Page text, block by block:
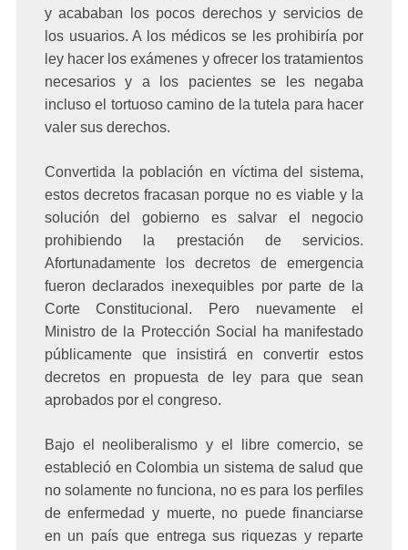
y acababan los pocos derechos y servicios de
los usuarios. A los médicos se les prohibiría por
ley hacer los exámenes y ofrecer los tratamientos
necesarios y a los pacientes se les negaba
incluso el tortuoso camino de la tutela para hacer
valer sus derechos.
Convertida la población en víctima del sistema,
estos decretos fracasan porque no es viable y la
solución del gobierno es salvar el negocio
prohibiendo la prestación de servicios.
Afortunadamente los decretos de emergencia
fueron declarados inexequibles por parte de la
Corte Constitucional. Pero nuevamente el
Ministro de la Protección Social ha manifestado
públicamente que insistirá en convertir estos
decretos en propuesta de ley para que sean
aprobados por el congreso.
Bajo el neoliberalismo y el libre comercio, se
estableció en Colombia un sistema de salud que
no solamente no funciona, no es para los perfiles
de enfermedad y muerte, no puede financiarse
en un país que entrega sus riquezas y reparte